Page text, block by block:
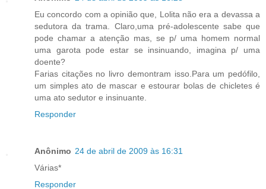
Eu concordo com a opinião que, Lolita não era a devassa a
sedutora da trama. Claro,uma pré-adolescente sabe que
pode chamar a atenção mas, se p/ uma homem normal
uma garota pode estar se insinuando, imagina p/ uma
doente?
Farias citações no livro demontram isso.Para um pedófilo,
um simples ato de mascar e estourar bolas de chicletes é
uma ato sedutor e insinuante.
Responder
Anônimo 24 de abril de 2009 às 16:31
Várias*
Responder